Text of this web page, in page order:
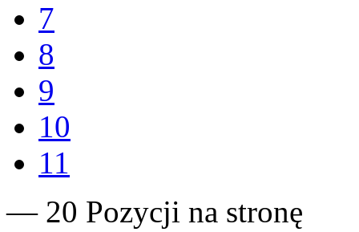
7
8
9
10
11
— 20 Pozycji na stronę